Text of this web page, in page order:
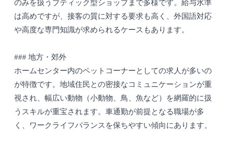
のみを扱うブティック型ショップまで多様です。給与水準
は高めですが、接客の質に対する要求も高く、外国語対応
や高度な専門知識が求められるケースもあります。
### 地方・郊外
ホームセンター内のペットコーナーとしての求人が多いの
が特徴です。地域住民との密接なコミュニケーションが重
視され、幅広い動物（小動物、鳥、魚など）を網羅的に扱
うスキルが重宝されます。車通勤が前提となる職場が多
く、ワークライフバランスを保ちやすい傾向にあります。